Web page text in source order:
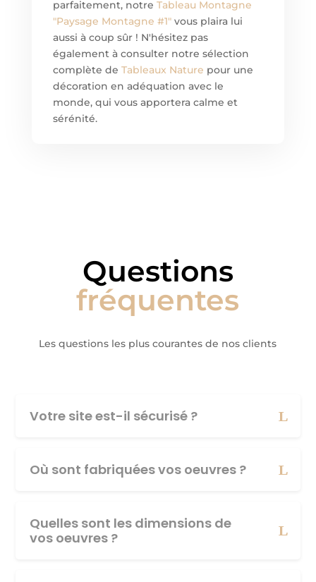
parfaitement, notre Tableau Montagne
"Paysage Montagne #1"vous plaira lui
aussi à coup sûr ! N'hésitez pas
également à consulter notre sélection
complète de Tableaux Nature pour une
décoration en adéquation avec le
monde, qui vous apportera calme et
sérénité.
Questions
fréquentes
Les questions les plus courantes de nos clients
Votre site est-il sécurisé ?
Où sont fabriquées vos oeuvres ?
Quelles sont les dimensions de
vos oeuvres ?